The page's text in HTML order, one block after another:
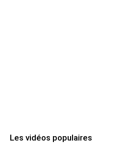
Les vidéos populaires